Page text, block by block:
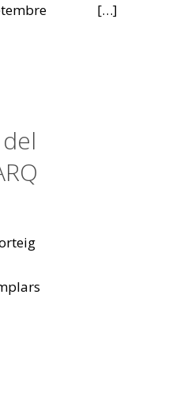
[…]